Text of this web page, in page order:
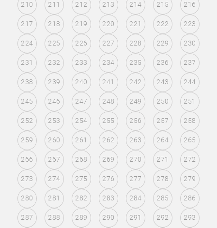
210 211 212 213 214 215 216
217 218 219 220 221 222 223
224 225 226 227 228 229 230
231 232 233 234 235 236 237
238 239 240 241 242 243 244
245 246 247 248 249 250 251
252 253 254 255 256 257 258
259 260 261 262 263 264 265
266 267 268 269 270 271 272
273 274 275 276 277 278 279
280 281 282 283 284 285 286
287 288 289 290 291 292 293